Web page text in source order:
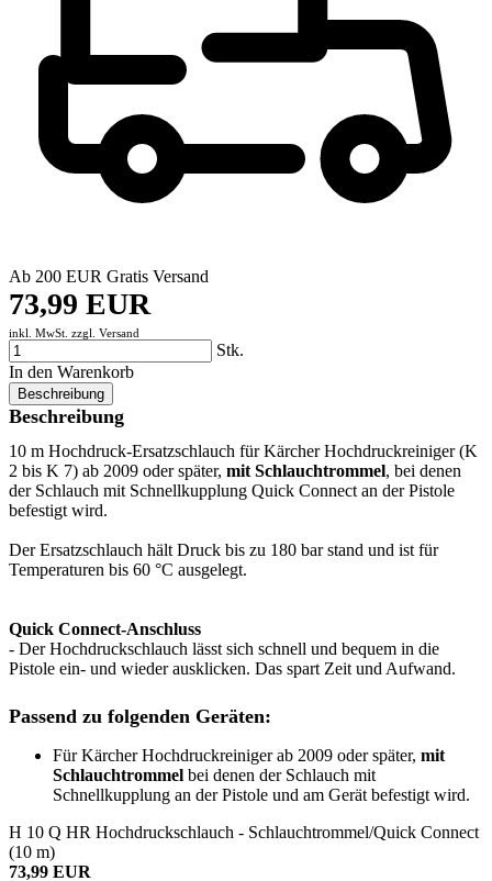
Ab 200 EUR Gratis Versand
73,99 EUR
inkl. MwSt. zzgl. Versand
Stk.
In den Warenkorb
Beschreibung
Beschreibung
10 m Hochdruck-Ersatzschlauch für Kärcher Hochdruckreiniger (K
2 bis K 7) ab 2009 oder später, mit Schlauchtrommel, bei denen
der Schlauch mit Schnellkupplung Quick Connect an der Pistole
befestigt wird.
Der Ersatzschlauch hält Druck bis zu 180 bar stand und ist für
Temperaturen bis 60 °C ausgelegt.
Quick Connect-Anschluss
- Der Hochdruckschlauch lässt sich schnell und bequem in die
Pistole ein- und wieder ausklicken. Das spart Zeit und Aufwand.
Passend zu folgenden Geräten:
Für Kärcher Hochdruckreiniger ab 2009 oder später, mit
Schlauchtrommel bei denen der Schlauch mit
Schnellkupplung an der Pistole und am Gerät befestigt wird.
H 10 Q HR Hochdruckschlauch - Schlauchtrommel/Quick Connect
(10 m)
73,99 EUR